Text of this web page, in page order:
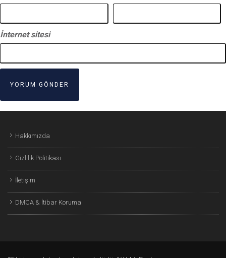
İnternet sitesi
Hakkımızda
Gizlilik Politikası
İletişim
DMCA & İtibar Koruma